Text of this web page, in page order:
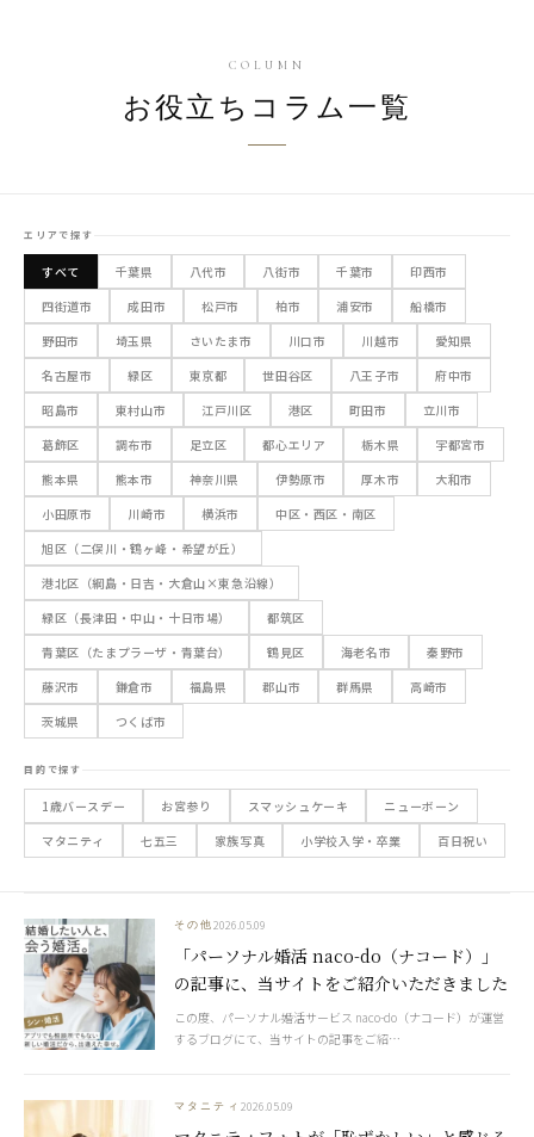
COLUMN
お役立ちコラム一覧
エリアで探す
すべて 千葉県 八代市 八街市 千葉市
印西市
四街道市
成田市 松戸市 柏市 浦安市
船橋市
野田市
埼玉県 さいたま市 川口市 川越市
愛知県
名古屋市
緑区 東京都 世田谷区 八王子市
府中市
昭島市
東村山市 江戸川区 港区 町田市
立川市
葛飾区
調布市 足立区 都心エリア 栃木県
宇都宮市
熊本県
熊本市 神奈川県 伊勢原市 厚木市
大和市
小田原市
川崎市 横浜市
中区・西区・南区
旭区（二俣川・鶴ヶ峰・希望が丘）
港北区（綱島・日吉・大倉山×東急沿線）
緑区（長津田・中山・十日市場）
都筑区
青葉区（たまプラーザ・青葉台）
鶴見区 海老名市
秦野市
藤沢市
鎌倉市 福島県 郡山市 群馬県
高崎市
茨城県
つくば市
目的で探す
1歳バースデー お宮参り スマッシュケーキ
ニューボーン
マタニティ
七五三 家族写真 小学校入学・卒業 百日祝い
その他2026.05.09
「パーソナル婚活 naco-do（ナコード）」
の記事に、当サイトをご紹介いただきました
この度、パーソナル婚活サービス naco-do（ナコード）が運営
するブログにて、当サイトの記事をご紹…
マタニティ 2026.05.09